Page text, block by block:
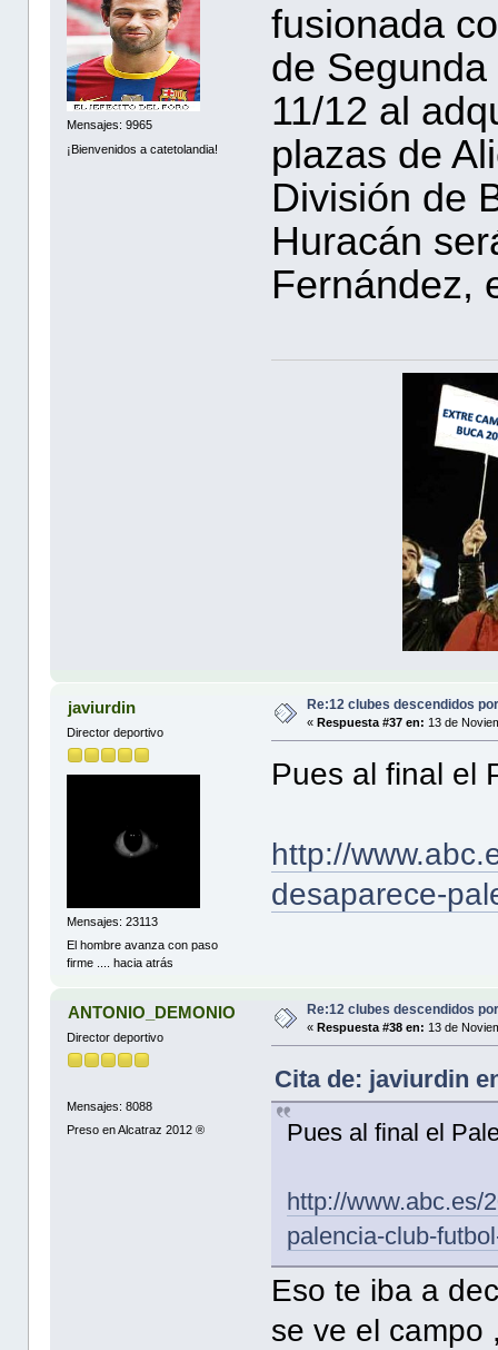
Mensajes: 9965
¡Bienvenidos a catetolandia!
fusionada
de
11/12 al
plazas de
División de
Huracán
Fernández,
javiurdin
Director deportivo
Mensajes: 23113
El hombre avanza con paso
firme .... hacia atrás
Re:12 clubes descendidos
«Respuesta #37 en: 13 de
Pues al final el
http://
desaparece-
ANTONIO_DEMONIO
Director deportivo
Mensajes: 8088
Preso en Alcatraz 2012 ®
Re:12 clubes descendidos
«Respuesta #38 en: 13 de
Cita de: javiurdin
Pues al final el
http://www.abc.es/
palencia-club-
Eso te iba a
se ve el campo